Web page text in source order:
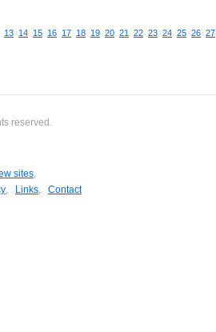
13 14 15 16 17 18 19 20 21 22 23 24 25 26 27
reserved.
sites,
, Links, Contact